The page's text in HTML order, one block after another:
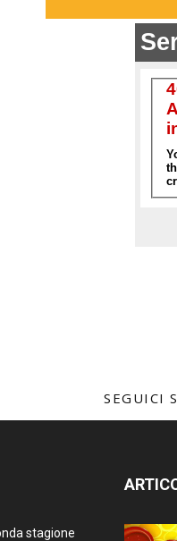
SEGUICI
stagione